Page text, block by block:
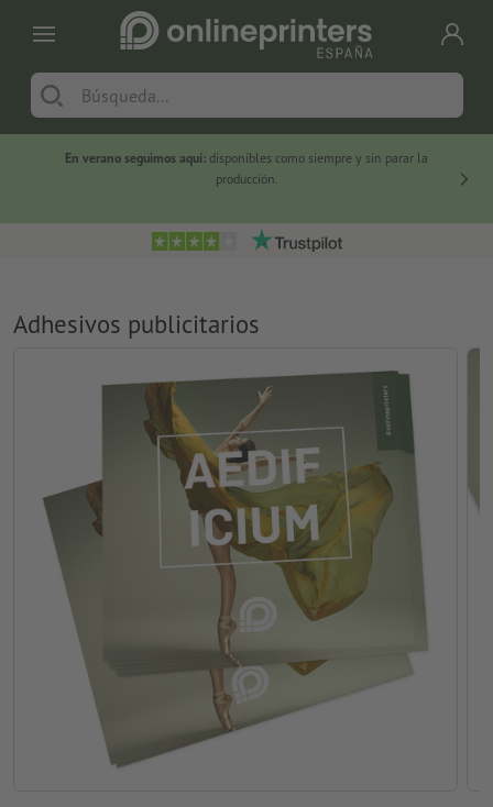
En verano seguimos aquí: disponibles como siempre y sin parar la
producción.
Adhesivos publicitarios